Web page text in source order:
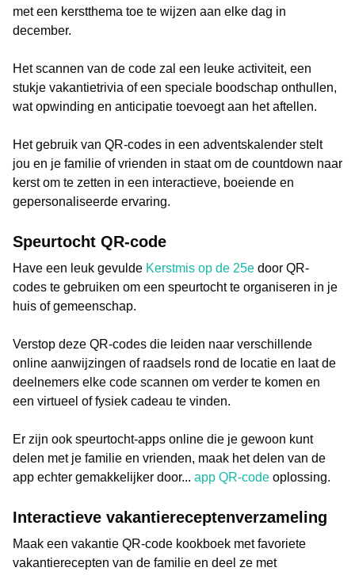
met een kerstthema toe te wijzen aan elke dag in
december.
Het scannen van de code zal een leuke activiteit, een
stukje vakantietrivia of een speciale boodschap onthullen,
wat opwinding en anticipatie toevoegt aan het aftellen.
Het gebruik van QR-codes in een adventskalender stelt
jou en je familie of vrienden in staat om de countdown naar
kerst om te zetten in een interactieve, boeiende en
gepersonaliseerde ervaring.
Speurtocht QR-code
Have een leuk gevulde Kerstmis op de 25e door QR-
codes te gebruiken om een speurtocht te organiseren in je
huis of gemeenschap.
Verstop deze QR-codes die leiden naar verschillende
online aanwijzingen of raadsels rond de locatie en laat de
deelnemers elke code scannen om verder te komen en
een virtueel of fysiek cadeau te vinden.
Er zijn ook speurtocht-apps online die je gewoon kunt
delen met je familie en vrienden, maak het delen van de
app echter gemakkelijker door... app QR-code oplossing.
Interactieve vakantiereceptenverzameling
Maak een vakantie QR-code kookboek met favoriete
vakantierecepten van de familie en deel ze met